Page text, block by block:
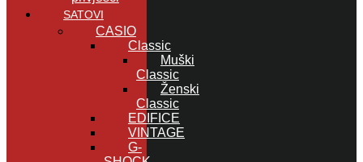
SATOVI
CASIO
Classic
Muški
Classic
Ženski
Classic
EDIFICE
VINTAGE
G-